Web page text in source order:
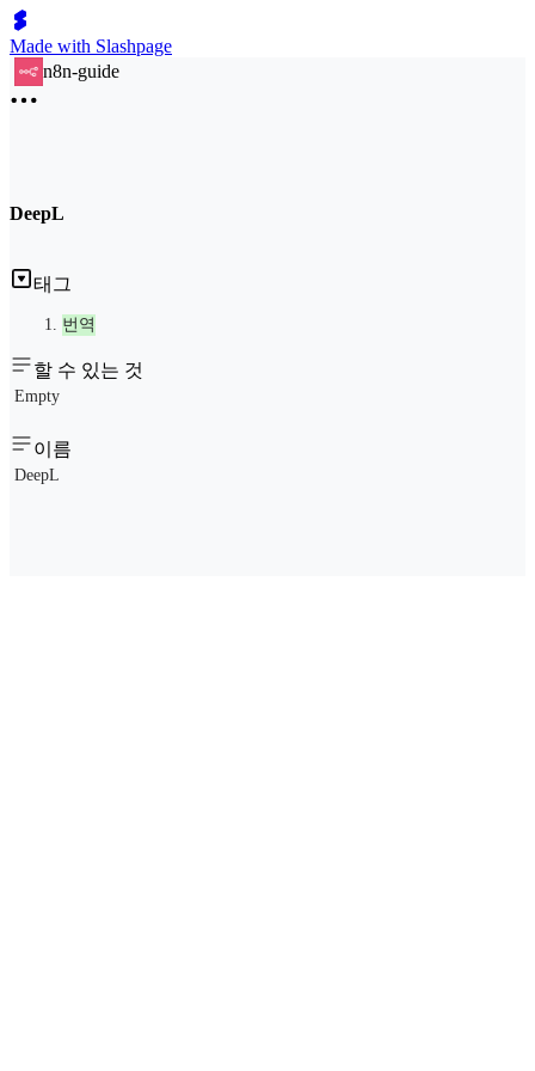
Made with Slashpage
n8n-guide
DeepL
태그
번역
할 수 있는 것
Empty
이름
DeepL